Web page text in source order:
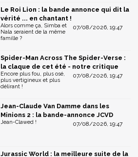
Le Roi Lion : la bande annonce qui dit la
vérité ... en chantant !
07/08/2026, 19:47
Alors comme ça, Simba et
Nala seraient de la même
famille ?
Spider-Man Across The Spider-Verse :
la claque de cet été - notre critique
07/08/2026, 19:47
Encore plus fou, plus osé,
plus vertigineux et plus
délirant !
Jean-Claude Van Damme dans les
Minions 2 : la bande-annonce JCVD
07/08/2026, 19:47
Jean-Clawed !
Jurassic World : la meilleure suite de la